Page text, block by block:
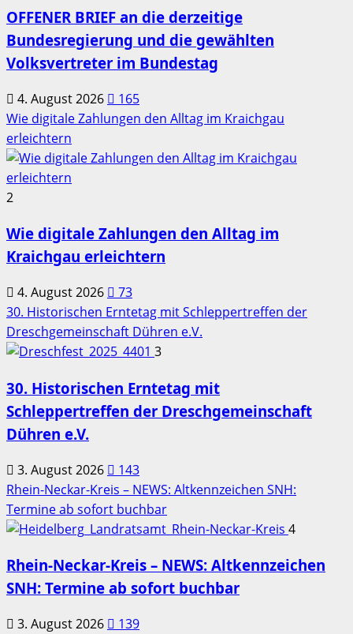
OFFENER BRIEF an die derzeitige
Bundesregierung und die gewählten
Volksvertreter im Bundestag
4. August 2026
165
Wie digitale Zahlungen den Alltag im Kraichgau
erleichtern
2
Wie digitale Zahlungen den Alltag im
Kraichgau erleichtern
4. August 2026
73
30. Historischen Erntetag mit Schleppertreffen der
Dreschgemeinschaft Dühren e.V.
3
30. Historischen Erntetag mit
Schleppertreffen der Dreschgemeinschaft
Dühren e.V.
3. August 2026
143
Rhein-Neckar-Kreis – NEWS: Altkennzeichen SNH:
Termine ab sofort buchbar
4
Rhein-Neckar-Kreis – NEWS: Altkennzeichen
SNH: Termine ab sofort buchbar
3. August 2026
139